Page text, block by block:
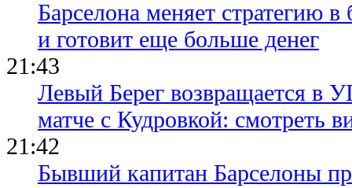
Барселона меняет стратегию
и готовит еще больше денег
21:43
Левый Берег возвращается в
матче с Кудровкой: смотреть
21:42
Бывший капитан Барселоны